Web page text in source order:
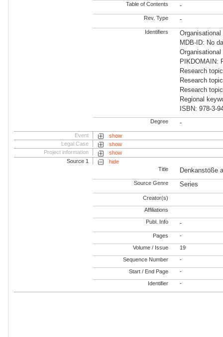
Table of Contents -
Rev. Type -
Identifiers
MDB-ID: No
PIKDOMAIN:
Research
Research
Research
Regional
ISBN: 978-3-
Degree -
Event
show
Legal Case
show
Project information
show
Source 1
hide
Title
Denkanstöße
Source Genre Series
Creator(s)
Affiliations
Publ. Info -
Pages -
Volume / Issue 19
Sequence Number -
Start / End Page -
Identifier -